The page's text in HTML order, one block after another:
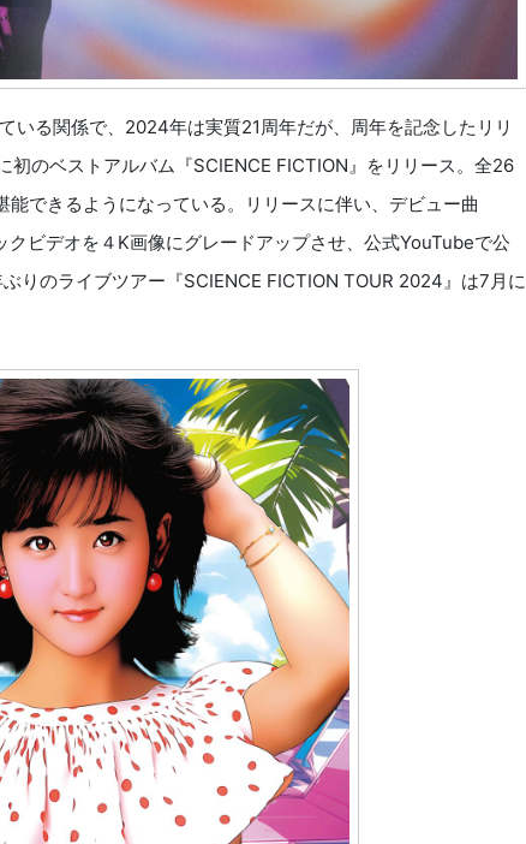
いる関係で、2024年は実質21周年だが、周年を記念したリリ
のベストアルバム『SCIENCE FICTION』をリリース。全26
できるようになっている。リリースに伴い、デビュー曲
ビデオを４K画像にグレードアップさせ、公式YouTubeで公
りのライブツアー『SCIENCE FICTION TOUR 2024』は7月に